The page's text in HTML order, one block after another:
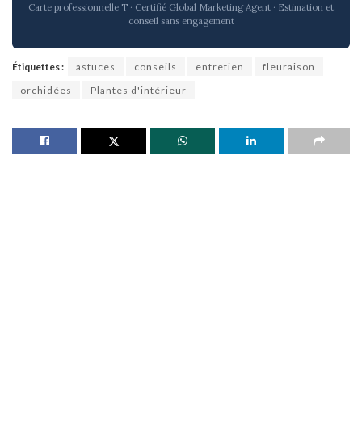
Carte professionnelle T · Certifié Global Marketing Agent · Estimation et
conseil sans engagement
Étiquettes : astuces conseils entretien
fleuraison
orchidées
Plantes d'intérieur